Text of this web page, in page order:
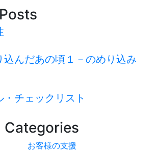
込んだあの頃１－のめり込み
チェックリスト
Categories
お客様の支援